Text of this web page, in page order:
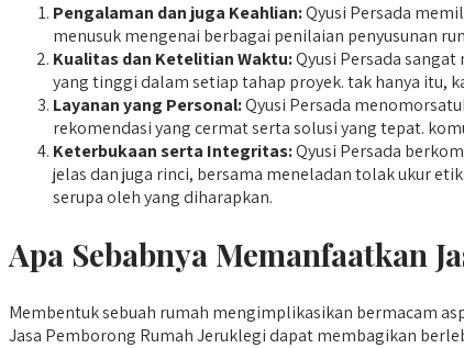
Pengalaman dan juga Keahlian:Qyusi Persada
menusuk mengenai berbagai penilaian penyusunan
Kualitas dan Ketelitian Waktu:Qyusi Persada
yang tinggi dalam setiap tahap proyek. tak hanya itu,
Layanan yang Personal:Qyusi Persada
rekomendasi yang cermat serta solusi yang tepat.
Keterbukaan serta Integritas:Qyusi Persada
jelas dan juga rinci, bersama meneladan tolak ukur
serupa oleh yang diharapkan.
Apa Sebabnya Memanfaatkan
Membentuk sebuah rumah mengimplikasikan bermacam
Jasa Pemborong Rumah Jeruklegi dapat membagikan